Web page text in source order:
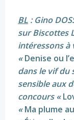
BL : Gino
sur Biscottes
intéressons
«Denise ou
dans le vif du
sensible aux
concours «
«Ma plume